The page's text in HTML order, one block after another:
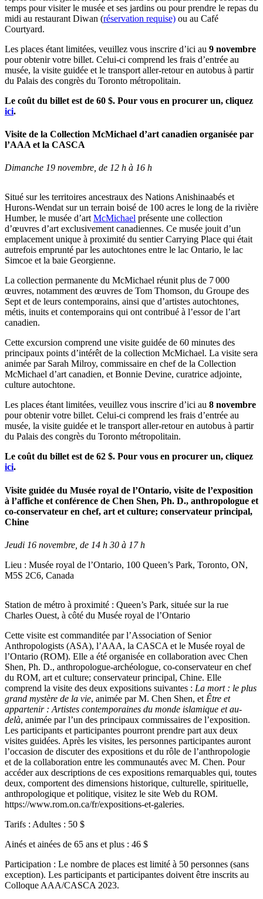
temps pour visiter le musée et ses jardins ou pour prendre le repas du
midi au restaurant Diwan (réservation requise) ou au Café
Courtyard.
Les places étant limitées, veuillez vous inscrire d’ici au 9 novembre
pour obtenir votre billet. Celui-ci comprend les frais d’entrée au
musée, la visite guidée et le transport aller-retour en autobus à partir
du Palais des congrès du Toronto métropolitain.
Le coût du billet est de 60 $. Pour vous en procurer un, cliquez
ici.
Visite de la Collection McMichael d’art canadien organisée par
l’AAA et la CASCA
Dimanche 19 novembre, de 12 h à 16 h
Situé sur les territoires ancestraux des Nations Anishinaabés et
Hurons-Wendat sur un terrain boisé de 100 acres le long de la rivière
Humber, le musée d’art McMichael présente une collection
d’œuvres d’art exclusivement canadiennes. Ce musée jouit d’un
emplacement unique à proximité du sentier Carrying Place qui était
autrefois emprunté par les autochtones entre le lac Ontario, le lac
Simcoe et la baie Georgienne.
La collection permanente du McMichael réunit plus de 7 000
œuvres, notamment des œuvres de Tom Thomson, du Groupe des
Sept et de leurs contemporains, ainsi que d’artistes autochtones,
métis, inuits et contemporains qui ont contribué à l’essor de l’art
canadien.
Cette excursion comprend une visite guidée de 60 minutes des
principaux points d’intérêt de la collection McMichael. La visite sera
animée par Sarah Milroy, commissaire en chef de la Collection
McMichael d’art canadien, et Bonnie Devine, curatrice adjointe,
culture autochtone.
Les places étant limitées, veuillez vous inscrire d’ici au 8 novembre
pour obtenir votre billet. Celui-ci comprend les frais d’entrée au
musée, la visite guidée et le transport aller-retour en autobus à partir
du Palais des congrès du Toronto métropolitain.
Le coût du billet est de 62 $. Pour vous en procurer un, cliquez
ici.
Visite guidée du Musée royal de l’Ontario, visite de l’exposition
à l’affiche et conférence de Chen Shen, Ph. D., anthropologue et
co-conservateur en chef, art et culture; conservateur principal,
Chine
Jeudi 16 novembre, de 14 h 30 à 17 h
Lieu : Musée royal de l’Ontario, 100 Queen’s Park, Toronto, ON,
M5S 2C6, Canada
Station de métro à proximité : Queen’s Park, située sur la rue
Charles Ouest, à côté du Musée royal de l’Ontario
Cette visite est commanditée par l’Association of Senior
Anthropologists (ASA), l’AAA, la CASCA et le Musée royal de
l’Ontario (ROM). Elle a été organisée en collaboration avec Chen
Shen, Ph. D., anthropologue-archéologue, co-conservateur en chef
du ROM, art et culture; conservateur principal, Chine. Elle
comprend la visite des deux expositions suivantes : La mort : le plus
grand mystère de la vie, animée par M. Chen Shen, et Être et
appartenir : Artistes contemporaines du monde islamique et au-
delà, animée par l’un des principaux commissaires de l’exposition.
Les participants et participantes pourront prendre part aux deux
visites guidées. Après les visites, les personnes participantes auront
l’occasion de discuter des expositions et du rôle de l’anthropologie
et de la collaboration entre les communautés avec M. Chen. Pour
accéder aux descriptions de ces expositions remarquables qui, toutes
deux, comportent des dimensions historique, culturelle, spirituelle,
anthropologique et politique, visitez le site Web du ROM.
https://www.rom.on.ca/fr/expositions-et-galeries.
Tarifs : Adultes : 50 $
Ainés et ainées de 65 ans et plus : 46 $
Participation : Le nombre de places est limité à 50 personnes (sans
exception). Les participants et participantes doivent être inscrits au
Colloque AAA/CASCA 2023.